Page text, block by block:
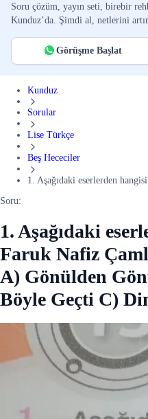
Soru çözüm, yayın seti, birebir
Kunduz’da. Şimdi al, netlerini
Görüşme Başlat
Kunduz
Sorular
Lise Türkçe
Beş Hececiler
1. Aşağıdaki eserlerden
Soru:
1. Aşağıdaki
Faruk Nafiz
A) Gönülden
Böyle Geçti C)